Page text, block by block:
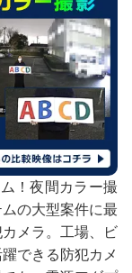
！夜間カラー撮
の大型案件に最
メラ。工場、ビ
できる防犯カメ